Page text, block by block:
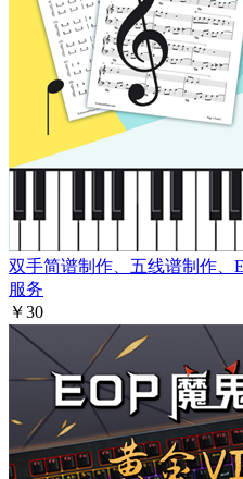
双手简谱制作、五线谱制作、
服务
￥30